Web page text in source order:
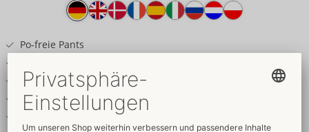
Produkttext
Po-freie Pants
Edler schwarzer Mattlook
Unterlegter Reißverschluss im Beutel
Fessel-Ringe am Komfortbund